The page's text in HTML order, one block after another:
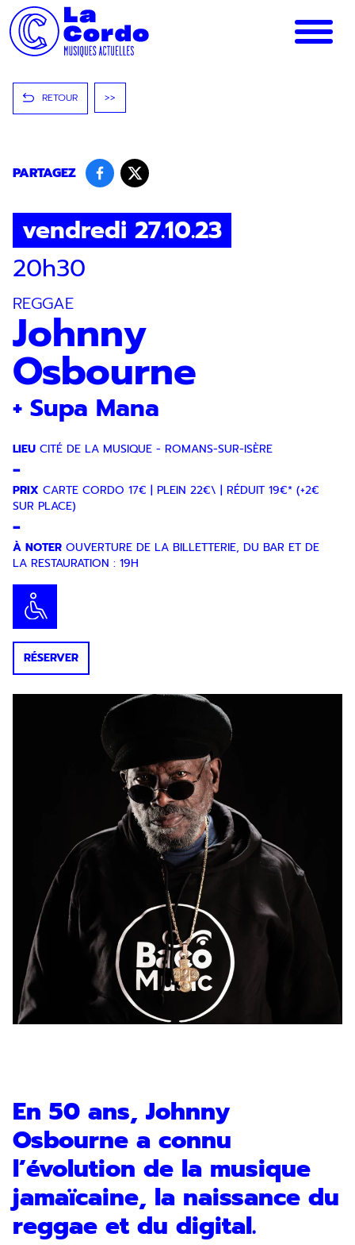
Panneau de gestion des cookies
RETOUR >>
PARTAGEZ
vendredi 27.10.23
20h30
REGGAE
Johnny
Osbourne
+ Supa Mana
LIEU CITÉ DE LA MUSIQUE - ROMANS-SUR-ISÈRE
-
PRIX CARTE CORDO 17€ | PLEIN 22€\ | RÉDUIT 19€* (+2€
SUR PLACE)
-
À NOTER OUVERTURE DE LA BILLETTERIE, DU BAR ET DE
LA RESTAURATION : 19H
RÉSERVER
En 50 ans, Johnny
Osbourne a connu
l’évolution de la musique
jamaïcaine, la naissance du
reggae et du digital.